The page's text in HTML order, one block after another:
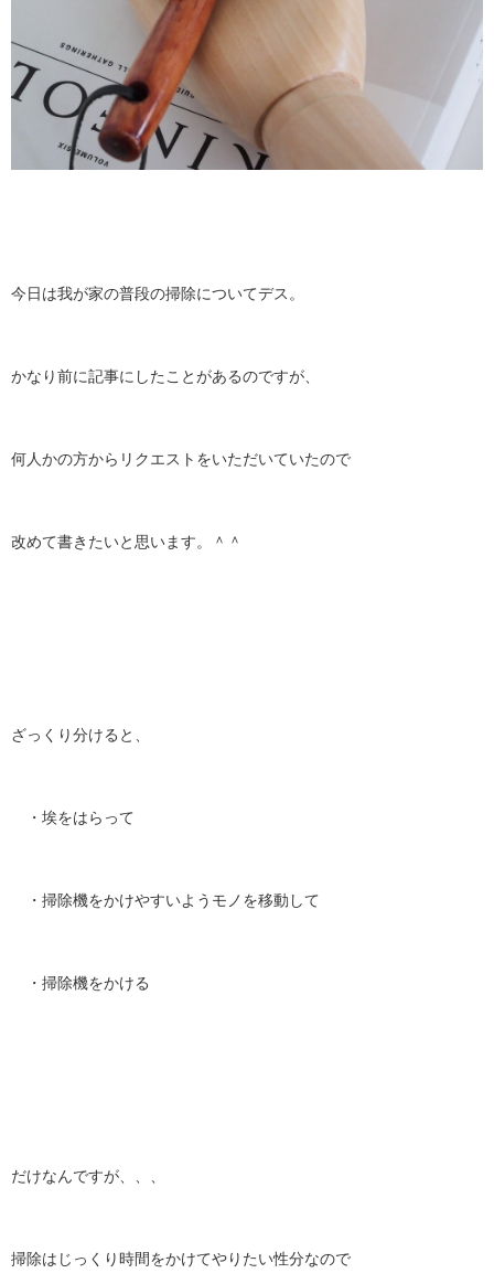
今日は我が家の普段の掃除についてデス。
かなり前に記事にしたことがあるのですが、
何人かの方からリクエストをいただいていたので
改めて書きたいと思います。＾＾
ざっくり分けると、
・埃をはらって
・掃除機をかけやすいようモノを移動して
・掃除機をかける
だけなんですが、、、
掃除はじっくり時間をかけてやりたい性分なので